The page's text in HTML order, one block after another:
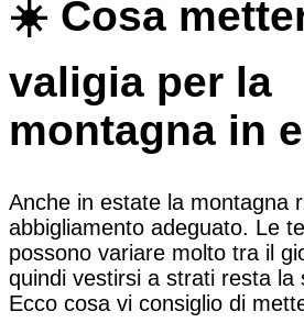
☀️ Cosa
valigia per la
montagna in
Anche in estate la montagna
abbigliamento adeguato. Le
possono variare molto tra il
quindi vestirsi a strati resta la
Ecco cosa vi consiglio di